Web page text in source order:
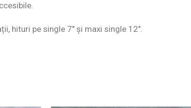
hituri pe single 7″ și maxi single 12″.